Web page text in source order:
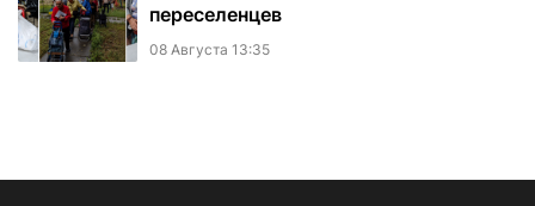
переселенцев
08 Августа 13:35